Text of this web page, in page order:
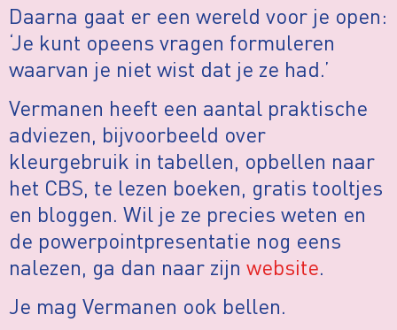
Daarna gaat er een wereld voor je open:
‘Je kunt opeens vragen formuleren
waarvan je niet wist dat je ze had.’
Vermanen heeft een aantal praktische
adviezen, bijvoorbeeld over
kleurgebruik in tabellen, opbellen naar
het CBS, te lezen boeken, gratis tooltjes
en bloggen. Wil je ze precies weten en
de powerpointpresentatie nog eens
nalezen, ga dan naar zijn website.
Je mag Vermanen ook bellen.